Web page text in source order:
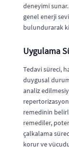
deneyimi
genel enerji
bulundurarak
Uygulama
Tedavi süreci,
duygusal
analiz
remedinin
remediler,
çalkalama
korur ve